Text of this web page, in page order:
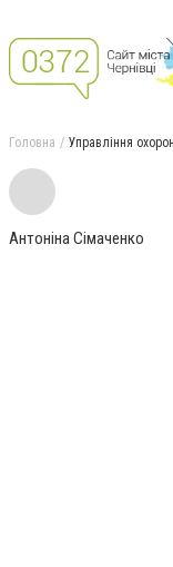
Головна Управління
Антоніна Сімаченко